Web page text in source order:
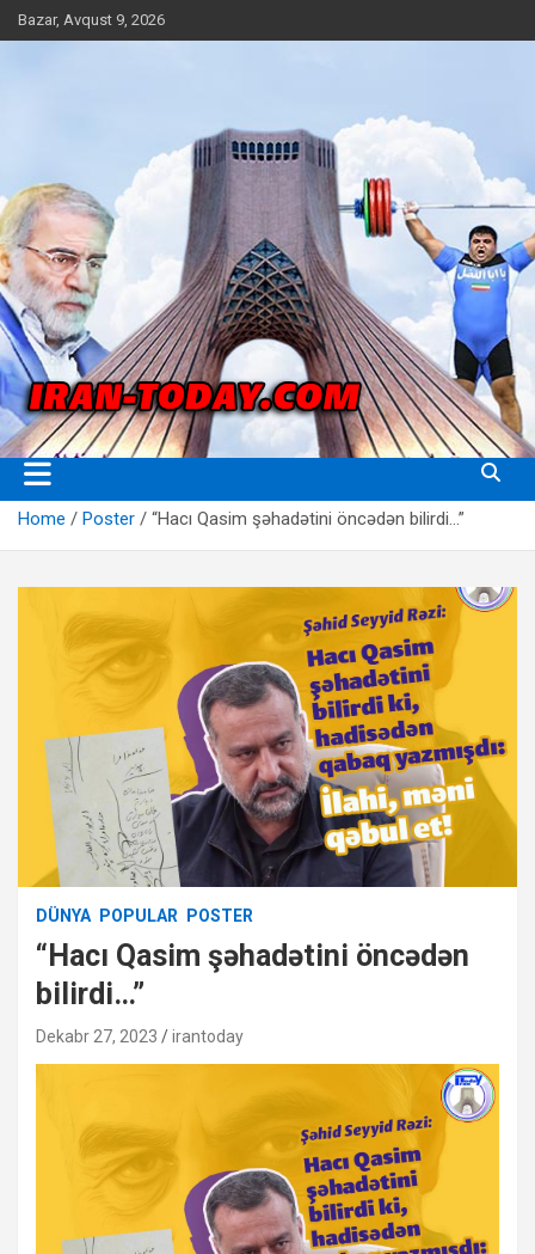
Skip
to
Bazar, Avqust 9, 2026
Iran Today
Home Poster “Hacı Qasim şəhadətini öncədən bilirdi…”
DÜNYA POPULAR POSTER
“Hacı Qasim şəhadətini öncədən
bilirdi…”
Dekabr 27, 2023 irantoday